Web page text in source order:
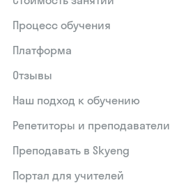
Процесс обучения
Платформа
Отзывы
Наш подход к обучению
Репетиторы и преподаватели
Преподавать в Skyeng
Портал для учителей